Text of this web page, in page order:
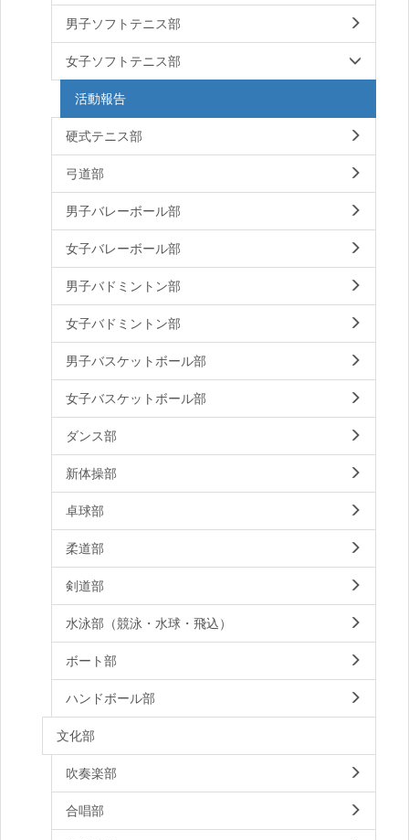
男子ソフトテニス部
女子ソフトテニス部
活動報告
硬式テニス部
弓道部
男子バレーボール部
女子バレーボール部
男子バドミントン部
女子バドミントン部
男子バスケットボール部
女子バスケットボール部
ダンス部
新体操部
卓球部
柔道部
剣道部
水泳部（競泳・水球・飛込）
ボート部
ハンドボール部
文化部
吹奏楽部
合唱部